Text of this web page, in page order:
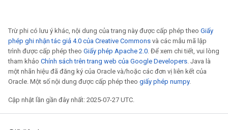
Trừ phi có lưu ý khác, nội dung của trang này được cấp phép theo Giấy
phép ghi nhận tác giả 4.0 của Creative Commons và các mẫu mã lập
trình được cấp phép theo Giấy phép Apache 2.0. Để xem chi tiết, vui lòng
tham khảo Chính sách trên trang web của Google Developers. Java là
một nhãn hiệu đã đăng ký của Oracle và/hoặc các đơn vị liên kết của
Oracle. Một số nội dung được cấp phép theo giấy phép numpy.
Cập nhật lần gần đây nhất: 2025-07-27 UTC.